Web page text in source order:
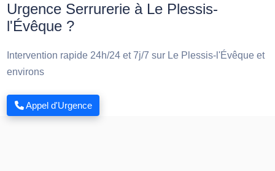
Urgence Serrurerie à Le Plessis-
l'Évêque ?
Intervention rapide 24h/24 et 7j/7 sur Le Plessis-l'Évêque et
environs
Appel d'Urgence